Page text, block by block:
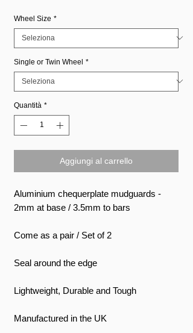
Wheel Size *
Single or Twin Wheel *
Quantità *
Aggiungi al carrello
Aluminium chequerplate mudguards -
2mm at base / 3.5mm to bars
Come as a pair / Set of 2
Seal around the edge
Lightweight, Durable and Tough
Manufactured in the UK